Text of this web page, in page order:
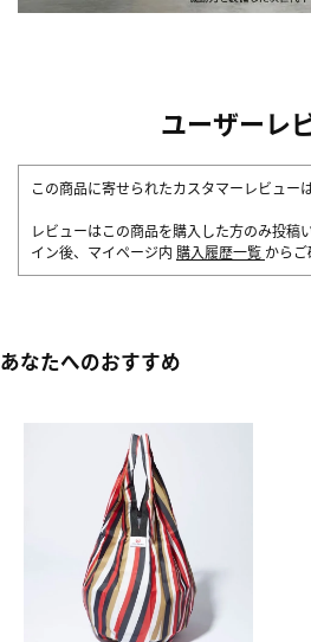
ユーザーレ
この商品に寄せられたカスタマーレビュー
レビューはこの商品を購入した方のみ投稿
イン後、マイページ内 購入履歴一覧 からご
あなたへのおすすめ